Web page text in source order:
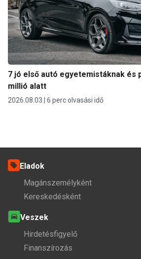
7 jó első autó egyetemistáknak és
millió alatt
2026.08.03. 6 perc olvasási idő
Eladok
Magánszemélyként
Kereskedésként
Veszek
Hirdetésfigyelő
Finanszírozás